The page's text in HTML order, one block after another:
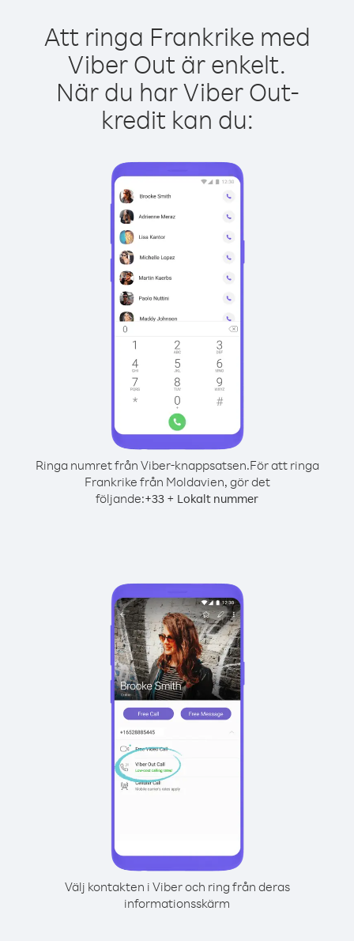
Att ringa Frankrike med
Viber Out är enkelt.
När du har Viber Out-
kredit kan du:
Ringa numret från Viber-knappsatsen.För att ringa
Frankrike från Moldavien, gör det
följande:+33 + Lokalt nummer
Välj kontakten i Viber och ring från deras
informationsskärm